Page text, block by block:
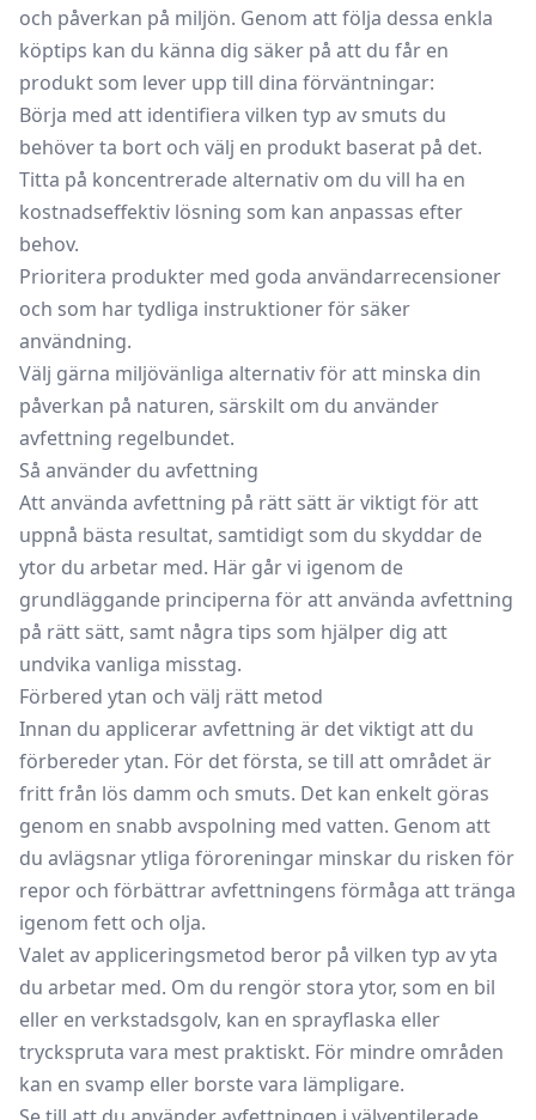
och påverkan på miljön. Genom att följa dessa enkla
köptips kan du känna dig säker på att du får en
produkt som lever upp till dina förväntningar:
Börja med att identifiera vilken typ av smuts du
behöver ta bort och välj en produkt baserat på det.
Titta på koncentrerade alternativ om du vill ha en
kostnadseffektiv lösning som kan anpassas efter
behov.
Prioritera produkter med goda användarrecensioner
och som har tydliga instruktioner för säker
användning.
Välj gärna miljövänliga alternativ för att minska din
påverkan på naturen, särskilt om du använder
avfettning regelbundet.
Så använder du avfettning
Att använda avfettning på rätt sätt är viktigt för att
uppnå bästa resultat, samtidigt som du skyddar de
ytor du arbetar med. Här går vi igenom de
grundläggande principerna för att använda avfettning
på rätt sätt, samt några tips som hjälper dig att
undvika vanliga misstag.
Förbered ytan och välj rätt metod
Innan du applicerar avfettning är det viktigt att du
förbereder ytan. För det första, se till att området är
fritt från lös damm och smuts. Det kan enkelt göras
genom en snabb avspolning med vatten. Genom att
du avlägsnar ytliga föroreningar minskar du risken för
repor och förbättrar avfettningens förmåga att tränga
igenom fett och olja.
Valet av appliceringsmetod beror på vilken typ av yta
du arbetar med. Om du rengör stora ytor, som en bil
eller en verkstadsgolv, kan en sprayflaska eller
tryckspruta vara mest praktiskt. För mindre områden
kan en svamp eller borste vara lämpligare.